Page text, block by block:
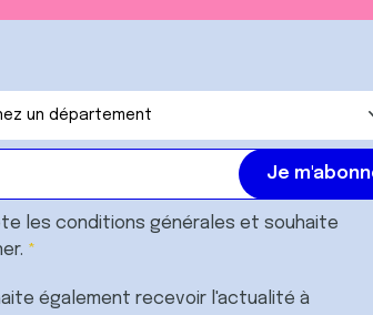
les conditions générales et souhaite
également recevoir l'actualité à